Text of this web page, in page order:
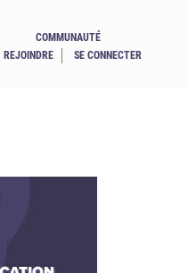
COMMUNAUTÉ
REJOINDRE
SE CONNECTER